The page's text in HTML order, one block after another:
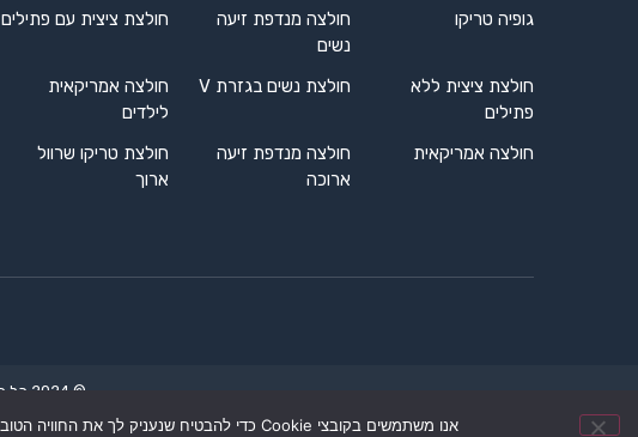
גופיה טריקו
חולצה מנדפת זיעה
נשים
חולצת ציצית עם פתילים
חולצת ציצית ללא
פתילים
חולצת נשים בגזרת V
חולצה אמריקאית
לילדים
חולצה אמריקאית
חולצה מנדפת זיעה
ארוכה
חולצת טריקו שרוול
ארוך
© 2024 כל הזכויות שמורות – דפוס אופק רחב | עיצוב ופיתוח:
אנו משתמשים בקובצי Cookie כדי להבטיח שנעניק לך את החוויה הטובה ביותר באתר שלנו. אם תמשיך להשתמש באתר זה, נניח שאתה מרוצה ממנו.